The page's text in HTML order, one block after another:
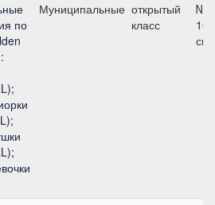
по
Муниципальные открытый
класс
100
см